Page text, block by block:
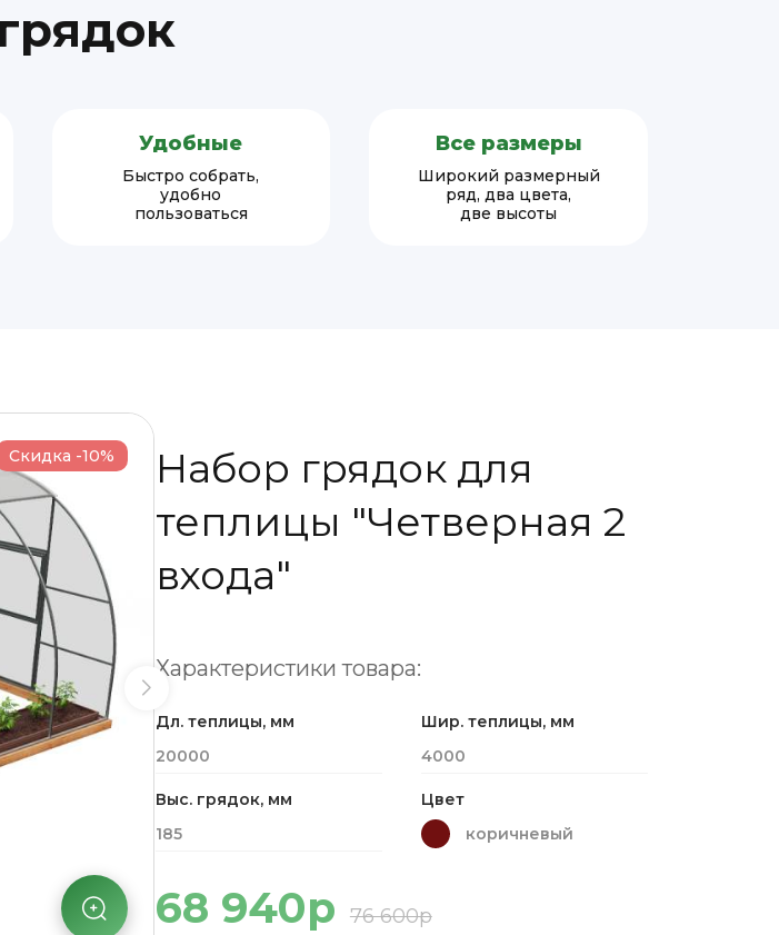
Удобные
Быстро собрать,
удобно
пользоваться
Все размеры
Широкий размерный
ряд, два цвета,
две высоты
Скидка -10%
Набор грядок для
теплицы "Четверная 2
входа"
Характеристики товара:
Дл. теплицы, мм
20000
Шир. теплицы, мм
4000
Выс. грядок, мм
185
Цвет
коричневый
68 940р 76 600р